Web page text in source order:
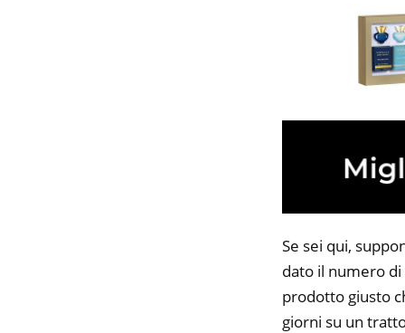
Se sei qui,
dato il numero
prodotto giusto
giorni su un